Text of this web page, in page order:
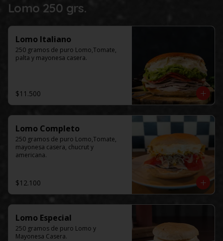
Lomo 250 grs.
Lomo Italiano
250 gramos de puro Lomo,Tomate,
palta y mayonesa casera.
$11.500
Lomo Completo
250 gramos de puro Lomo,Tomate,
mayonesa casera, chucrut y
americana.
$12.100
Lomo Especial
250 gramos de puro Lomo y
Mayonesa Casera.